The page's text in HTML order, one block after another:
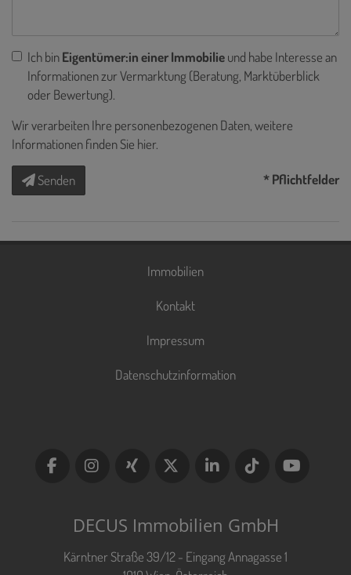
Ich binEigentümer:in einer Immobilieund habe Interesse an
Informationen zur Vermarktung (Beratung, Marktüberblick
oder Bewertung).
Wir verarbeiten Ihre personenbezogenen Daten, weitere
Informationen finden Sie hier.
Senden * Pflichtfelder
Immobilien
Kontakt
Impressum
Datenschutzinformation
DECUS Immobilien GmbH
Kärntner Straße 39/12 - Eingang Annagasse 1